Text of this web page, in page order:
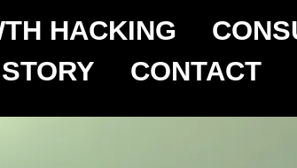
HACKING
STORY
CONTACT